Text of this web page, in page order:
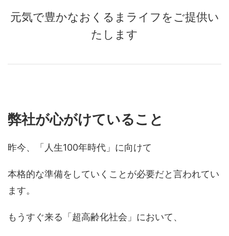
元気で豊かなおくるまライフをご提供い
たします
弊社が心がけていること
昨今、「人生100年時代」に向けて
本格的な準備をしていくことが必要だと言われてい
ます。
もうすぐ来る「超高齢化社会」において、